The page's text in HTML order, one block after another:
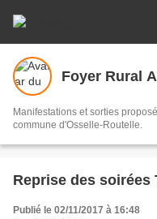
Foyer Rural
Manifestations et sorties
commune d'Osselle-Routelle.
Reprise des soirées
Publié le 02/11/2017 à 16:48